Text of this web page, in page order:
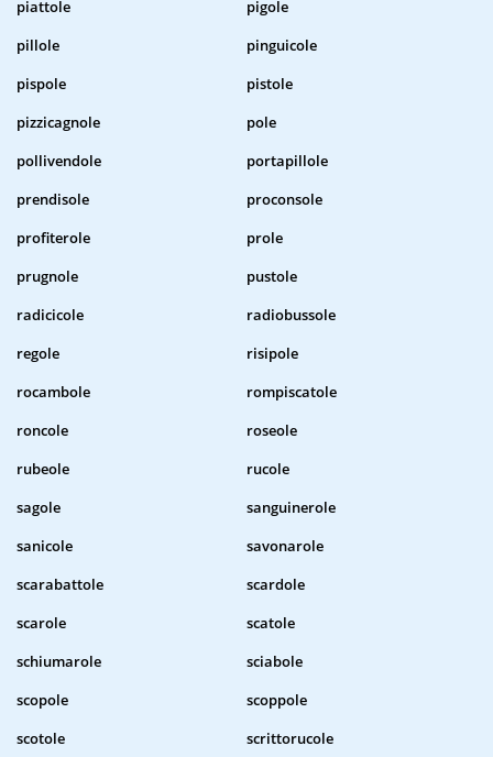
piattole
pigole
pillole
pinguicole
pispole
pistole
pizzicagnole
pole
pollivendole
portapillole
prendisole
proconsole
profiterole
prole
prugnole
pustole
radicicole
radiobussole
regole
risipole
rocambole
rompiscatole
roncole
roseole
rubeole
rucole
sagole
sanguinerole
sanicole
savonarole
scarabattole
scardole
scarole
scatole
schiumarole
sciabole
scopole
scoppole
scotole
scrittorucole